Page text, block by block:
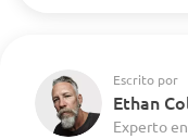
Escrito por
Ethan
Experto